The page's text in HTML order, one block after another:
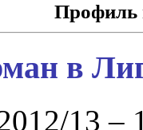
Профиль
в
13 –